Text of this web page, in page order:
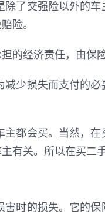
了交强险以外的
险。
的经济责任，由保
少损失而支付的
都会买。当然，
有关。所以在买二
时的损失。它的